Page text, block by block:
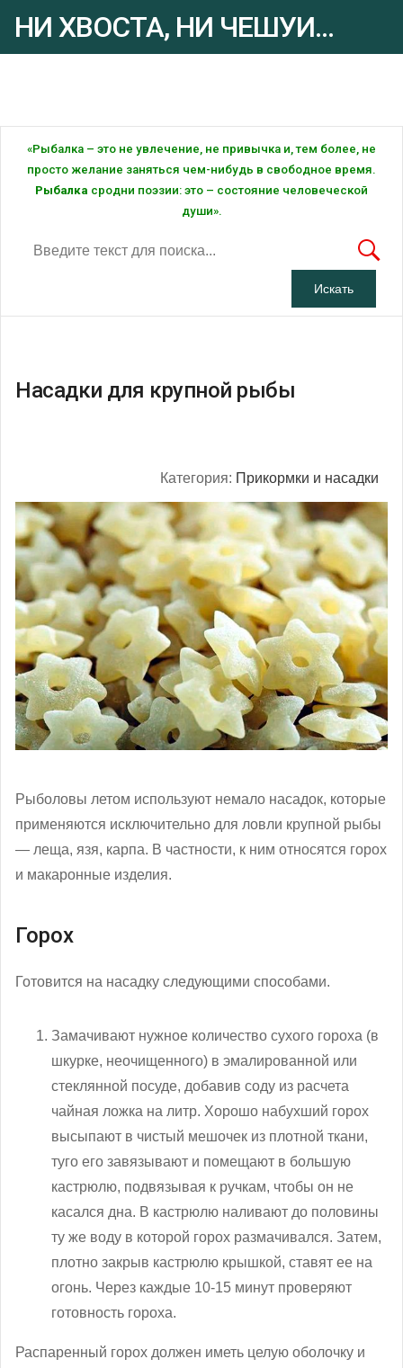
НИ ХВОСТА, НИ ЧЕШУИ...
«Рыбалка – это не увлечение, не привычка и, тем более, не
просто желание заняться чем-нибудь в свободное время.
Рыбалка сродни поэзии: это – состояние человеческой
души».
Насадки для крупной рыбы
Категория: Прикормки и насадки
Рыболовы летом используют немало насадок, которые
применяются исключительно для ловли крупной рыбы
— леща, язя, карпа. В частности, к ним относятся горох
и макаронные изделия.
Горох
Готовится на насадку следующими способами.
Замачивают нужное количество сухого гороха (в
шкурке, неочищенного) в эмалированной или
стеклянной посуде, добавив соду из расчета
чайная ложка на литр. Хорошо набухший горох
высыпают в чистый мешочек из плотной ткани,
туго его завязывают и помещают в большую
кастрюлю, подвязывая к ручкам, чтобы он не
касался дна. В кастрюлю наливают до половины
ту же воду в которой горох размачивался. Затем,
плотно закрыв кастрюлю крышкой, ставят ее на
огонь. Через каждые 10-15 минут проверяют
готовность гороха.
Распаренный горох должен иметь целую оболочку и